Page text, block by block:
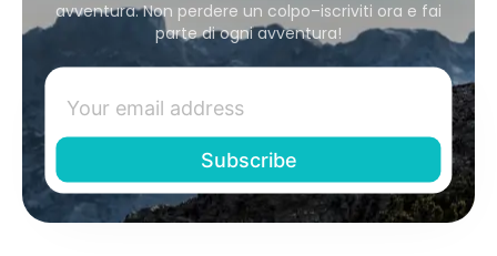
avventura. Non perdere un colpo–iscriviti ora e fai
parte di ogni avventura!